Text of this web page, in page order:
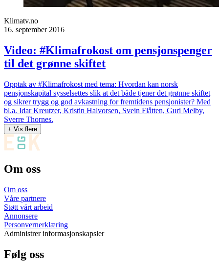
Klimatv.no
16. september 2016
Video: #Klimafrokost om pensjonspenger
til det grønne skiftet
Opptak av #Klimafrokost med tema: Hvordan kan norsk
pensjonskapital sysselsettes slik at det både tjener det grønne skiftet
og sikrer trygg og god avkastning for fremtidens pensjonister? Med
bl.a. Idar Kreutzer, Kristin Halvorsen, Svein Flåtten, Guri Melby,
Sverre Thornes.
+ Vis flere
Om oss
Om oss
Våre partnere
Støtt vårt arbeid
Annonsere
Personvernerklæring
Administrer informasjonskapsler
Følg oss